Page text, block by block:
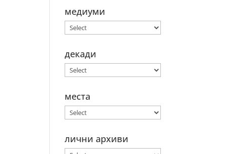
медиуми
декади
места
лични архиви